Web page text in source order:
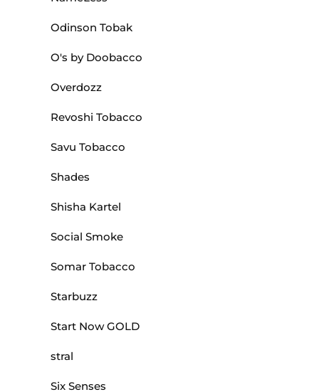
Odinson Tobak
O's by Doobacco
Overdozz
Revoshi Tobacco
Savu Tobacco
Shades
Shisha Kartel
Social Smoke
Somar Tobacco
Starbuzz
Start Now GOLD
stral
Six Senses